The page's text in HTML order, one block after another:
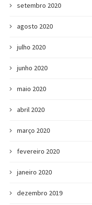
setembro 2020
agosto 2020
julho 2020
junho 2020
maio 2020
abril 2020
março 2020
fevereiro 2020
janeiro 2020
dezembro 2019